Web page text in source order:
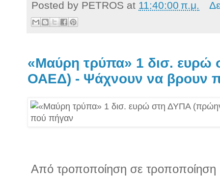
Posted by PETROS at 11:40:00 π.μ.
«Μαύρη τρύπα» 1 δισ.
ΟΑΕΔ) - Ψάχνουν να βρουν
Από τροποποίηση σε τροποποίηση